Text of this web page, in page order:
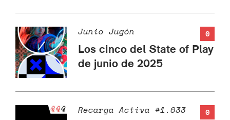
0
Junio Jugón
Los cinco del State of Play
de junio de 2025
0
Recarga Activa #1.033